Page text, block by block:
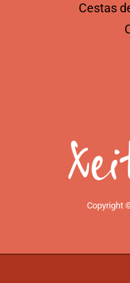
Cestas
Copyright